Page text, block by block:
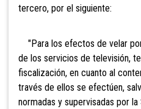
tercero, por el siguiente:
"Para los efectos de velar
de los servicios de televisión,
fiscalización, en cuanto al
través de ellos se efectúen,
normadas y supervisadas por